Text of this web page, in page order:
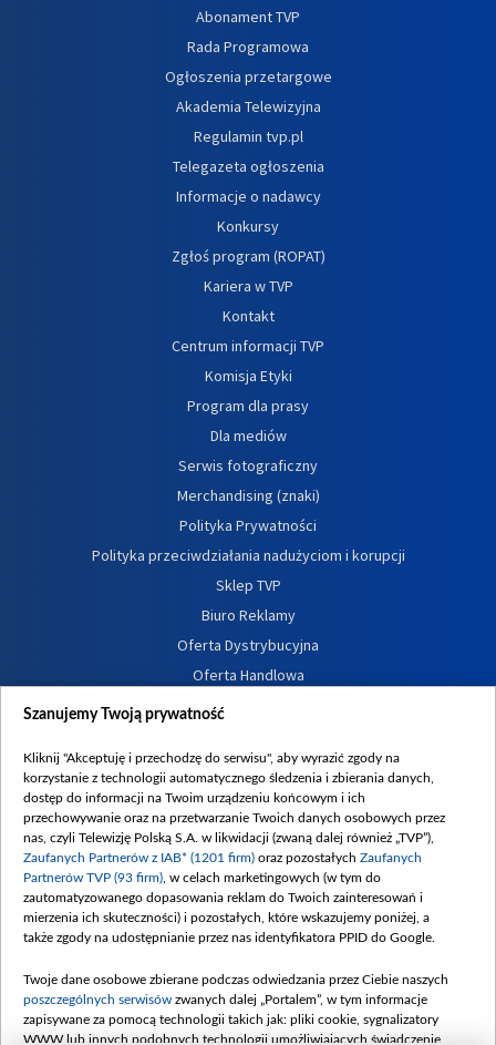
Abonament TVP
Rada Programowa
Ogłoszenia przetargowe
Akademia Telewizyjna
Regulamin tvp.pl
Telegazeta ogłoszenia
Informacje o nadawcy
Konkursy
Zgłoś program (ROPAT)
Kariera w TVP
Kontakt
Centrum informacji TVP
Komisja Etyki
Program dla prasy
Dla mediów
Serwis fotograficzny
Merchandising (znaki)
Polityka Prywatności
Polityka przeciwdziałania nadużyciom i korupcji
Sklep TVP
Biuro Reklamy
Oferta Dystrybucyjna
Oferta Handlowa
Dostępność
Procedura zgłoszeń wewnętrznych
Szanujemy Twoją prywatność
Kliknij "Akceptuję i przechodzę do serwisu", aby wyrazić zgody na
korzystanie z technologii automatycznego śledzenia i zbierania danych,
dostęp do informacji na Twoim urządzeniu końcowym i ich
przechowywanie oraz na przetwarzanie Twoich danych osobowych przez
nas, czyli Telewizję Polską S.A. w likwidacji (zwaną dalej również „TVP”),
Zaufanych Partnerów z IAB* (1201 firm) oraz pozostałych Zaufanych
Partnerów TVP (93 firm) , w celach marketingowych (w tym do
zautomatyzowanego dopasowania reklam do Twoich zainteresowań i
mierzenia ich skuteczności) i pozostałych, które wskazujemy poniżej, a
także zgody na udostępnianie przez nas identyfikatora PPID do Google.
Twoje dane osobowe zbierane podczas odwiedzania przez Ciebie naszych
poszczególnych serwisów zwanych dalej „Portalem”, w tym informacje
zapisywane za pomocą technologii takich jak: pliki cookie, sygnalizatory
WWW lub innych podobnych technologii umożliwiających świadczenie